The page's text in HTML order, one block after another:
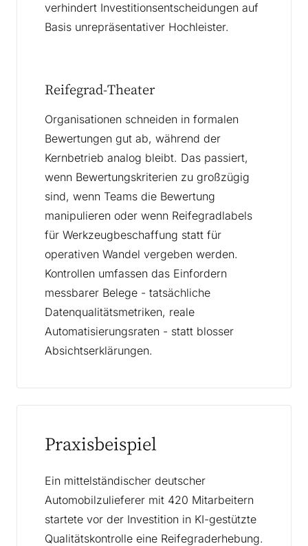
verhindert Investitionsentscheidungen auf
Basis unrepräsentativer Hochleister.
Reifegrad-Theater
Organisationen schneiden in formalen
Bewertungen gut ab, während der
Kernbetrieb analog bleibt. Das passiert,
wenn Bewertungskriterien zu großzügig
sind, wenn Teams die Bewertung
manipulieren oder wenn Reifegradlabels
für Werkzeugbeschaffung statt für
operativen Wandel vergeben werden.
Kontrollen umfassen das Einfordern
messbarer Belege - tatsächliche
Datenqualitätsmetriken, reale
Automatisierungsraten - statt blosser
Absichtserklärungen.
Praxisbeispiel
Ein mittelständischer deutscher
Automobilzulieferer mit 420 Mitarbeitern
startete vor der Investition in KI-gestützte
Qualitätskontrolle eine Reifegraderhebung.